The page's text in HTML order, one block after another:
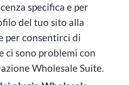
specifica e per
del tuo sito alla
per consentirci di
ci sono problemi con
Wholesale Suite.